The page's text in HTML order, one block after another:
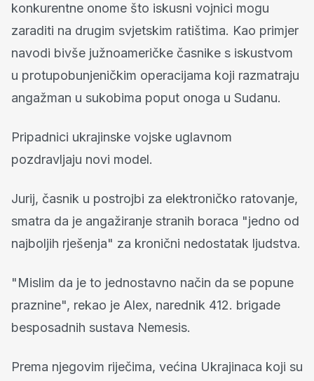
konkurentne onome što iskusni vojnici mogu
zaraditi na drugim svjetskim ratištima. Kao primjer
navodi bivše južnoameričke časnike s iskustvom
u protupobunjeničkim operacijama koji razmatraju
angažman u sukobima poput onoga u Sudanu.
Pripadnici ukrajinske vojske uglavnom
pozdravljaju novi model.
Jurij, časnik u postrojbi za elektroničko ratovanje,
smatra da je angažiranje stranih boraca "jedno od
najboljih rješenja" za kronični nedostatak ljudstva.
"Mislim da je to jednostavno način da se popune
praznine", rekao je Alex, narednik 412. brigade
besposadnih sustava Nemesis.
Prema njegovim riječima, većina Ukrajinaca koji su